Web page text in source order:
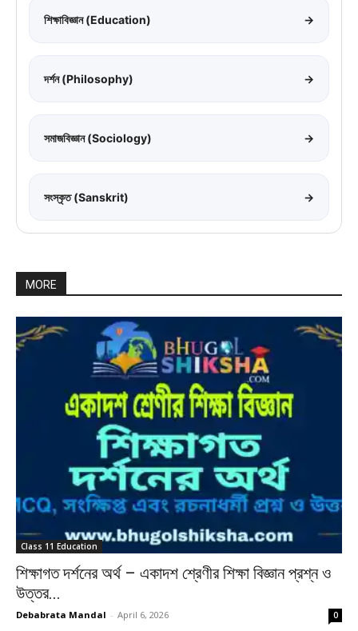
শিক্ষাবিজ্ঞান (Education) →
দর্শন (Philosophy) →
সমাজবিজ্ঞান (Sociology) →
সংস্কৃত (Sanskrit) →
MORE
Class 11 Education
শিক্ষাগত দর্শনের অর্থ – একাদশ শ্রেণীর শিক্ষা বিজ্ঞান প্রশ্ন ও
উত্তর...
Debabrata Mandal - April 6, 2026 0